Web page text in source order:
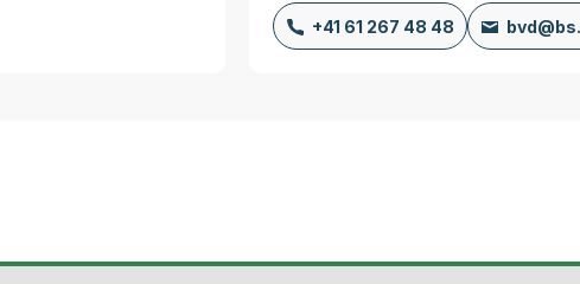
+41 61 267 48 48